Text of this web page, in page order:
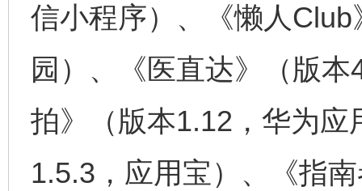
信小程序）、《懒人
园）、《医直达》（版
拍》（版本1.12，华为
1.5.3，应用宝）、《指